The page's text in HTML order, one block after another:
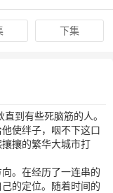
下集
到有些死脑筋的人。
使绊子，咽不下这口
攘的繁华大城市打
。在经历了一连串的
的定位。随着时间的